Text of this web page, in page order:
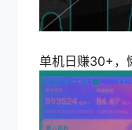
单机日赚30+，